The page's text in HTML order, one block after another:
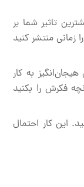
تاثیر شما بر
منتشر کنید
به کار
فکرش را بکنید
این کار احتمال